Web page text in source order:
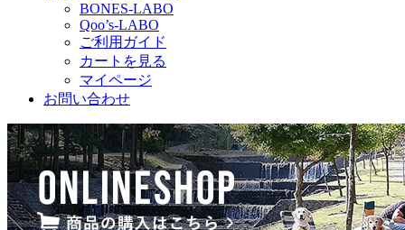
BONES-LABO
Qoo’s-LABO
ご利用ガイド
カートを見る
マイページ
お問い合わせ